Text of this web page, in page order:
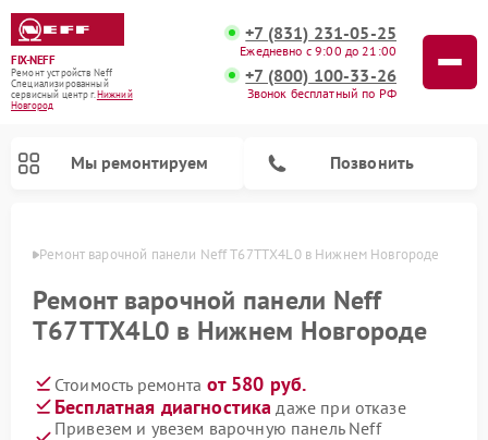
FIX-NEFF
Ремонт устройств Neff
Специализированный
cервисный центр г.Нижний
Новгород
+7 (831) 231-05-25
Ежедневно с 9:00 до 21:00
+7 (800) 100-33-26
Звонок бесплатный по РФ
Мы ремонтируем Позвонить
Ремонт варочной панели Neff T67TTX4L0 в Нижнем Новгороде
Ремонт варочной панели Neff
T67TTX4L0 в Нижнем Новгороде
Стоимость ремонта от 580 руб.
Бесплатная диагностика даже при отказе
Привезем и увезем варочную панель Neff